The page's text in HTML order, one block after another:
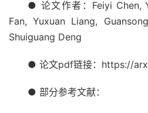
● 论文作者：Feiyi Chen,
Fan, Yuxuan Liang,
Shuiguang Deng
● 论文pdf链接：https://
● 部分参考文献：